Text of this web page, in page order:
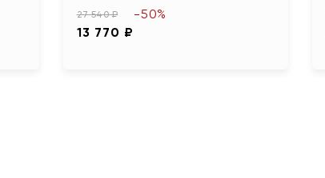
27 540 ₽
13 770 ₽
-50%